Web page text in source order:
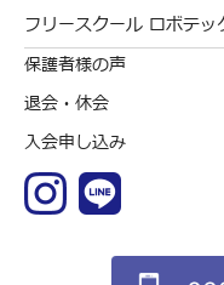
フリースクール ロボテッ
保護者様の声
退会・休会
入会申し込み